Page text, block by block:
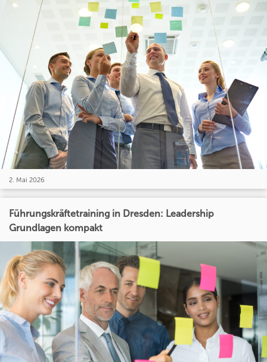
2. Mai 2026
Führungskräftetraining in Dresden: Leadership
Grundlagen kompakt